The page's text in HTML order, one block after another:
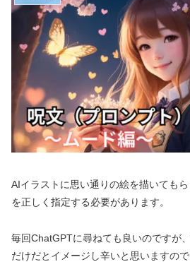
AIイラストに思い通りの絵を描いても
を正しく指定する必要があります。
毎回ChatGPTに尋ねても良いのですが
だけだとイメージし辛いと思いますの